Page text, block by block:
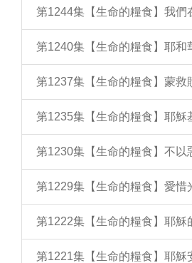
第1244集【生命的糧食】我們
第1240集【生命的糧食】耶和
第1237集【生命的糧食】蒙救
第1235集【生命的糧食】耶穌
第1230集【生命的糧食】不以
第1229集【生命的糧食】愛惜
第1222集【生命的糧食】耶穌
第1221集【生命的糧食】耶穌